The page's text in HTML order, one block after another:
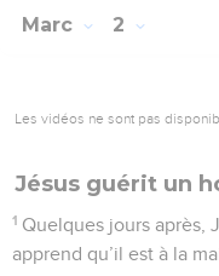
Marc 2
Les vidéos ne sont pas
Jésus guérit un
1 Quelques jours après,
apprend qu’il est à la